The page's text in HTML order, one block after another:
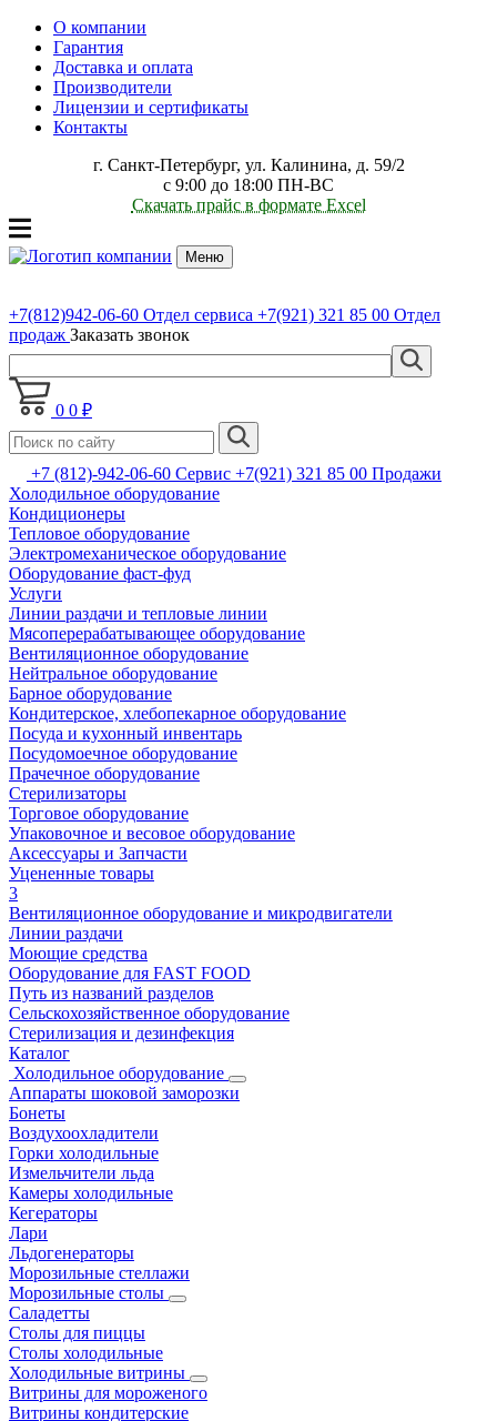
О компании
Гарантия
Доставка и оплата
Производители
Лицензии и сертификаты
Контакты
г. Санкт-Петербург, ул. Калинина, д. 59/2
с 9:00 до 18:00 ПН-ВС
Скачать прайс в формате Excel
Меню
+7(812)942-06-60 Отдел сервиса +7(921) 321 85 00 Отдел
продаж Заказать звонок
0 0 ₽
+7 (812)-942-06-60 Сервис +7(921) 321 85 00 Продажи
Холодильное оборудование
Кондиционеры
Тепловое оборудование
Электромеханическое оборудование
Оборудование фаст-фуд
Услуги
Линии раздачи и тепловые линии
Мясоперерабатывающее оборудование
Вентиляционное оборудование
Нейтральное оборудование
Барное оборудование
Кондитерское, хлебопекарное оборудование
Посуда и кухонный инвентарь
Посудомоечное оборудование
Прачечное оборудование
Стерилизаторы
Торговое оборудование
Упаковочное и весовое оборудование
Аксессуары и Запчасти
Уцененные товары
3
Вентиляционное оборудование и микродвигатели
Линии раздачи
Моющие средства
Оборудование для FAST FOOD
Путь из названий разделов
Сельскохозяйственное оборудование
Стерилизация и дезинфекция
Каталог
Холодильное оборудование
Аппараты шоковой заморозки
Бонеты
Воздухоохладители
Горки холодильные
Измельчители льда
Камеры холодильные
Кегераторы
Лари
Льдогенераторы
Морозильные стеллажи
Морозильные столы
Саладетты
Столы для пиццы
Столы холодильные
Холодильные витрины
Витрины для мороженого
Витрины кондитерские